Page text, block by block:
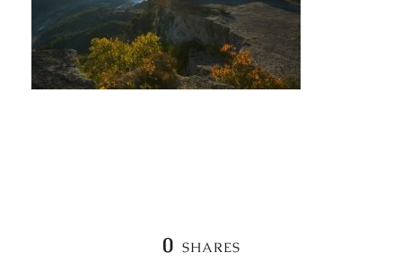
0 SHARES